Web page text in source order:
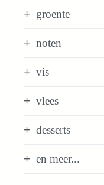
groente
noten
vis
vlees
desserts
en meer...